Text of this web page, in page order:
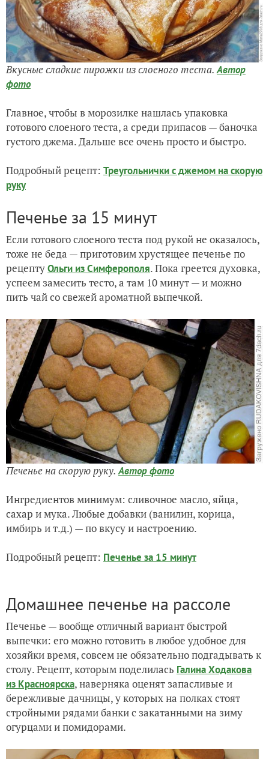
Вкусные сладкие пирожки из слоеного теста.Автор
фото
Главное, чтобы в морозилке нашлась упаковка
готового слоеного теста, а среди припасов — баночка
густого джема. Дальше все очень просто и быстро.
Подробный рецепт: Треугольнички с джемом на скорую
руку
Печенье за 15 минут
Если готового слоеного теста под рукой не оказалось,
тоже не беда — приготовим хрустящее печенье по
рецептуОльги из Симферополя. Пока греется духовка,
успеем замесить тесто, а там 10 минут — и можно
пить чай со свежей ароматной выпечкой.
Печенье на скорую руку.Автор фото
Ингредиентов минимум: сливочное масло, яйца,
сахар и мука. Любые добавки (ванилин, корица,
имбирь и т.д.) — по вкусу и настроению.
Подробный рецепт: Печенье за 15 минут
Домашнее печенье на рассоле
Печенье — вообще отличный вариант быстрой
выпечки: его можно готовить в любое удобное для
хозяйки время, совсем не обязательно подгадывать к
столу. Рецепт, которым поделилась Галина Ходакова
из Красноярска, наверняка оценят запасливые и
бережливые дачницы, у которых на полках стоят
стройными рядами банки с закатанными на зиму
огурцами и помидорами.